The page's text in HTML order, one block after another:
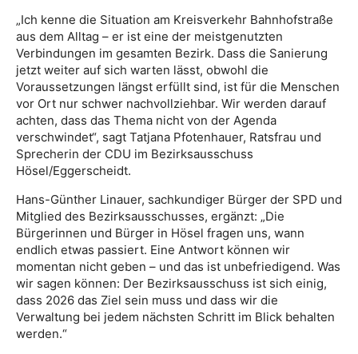
„Ich kenne die Situation am Kreisverkehr Bahnhofstraße
aus dem Alltag – er ist eine der meistgenutzten
Verbindungen im gesamten Bezirk. Dass die Sanierung
jetzt weiter auf sich warten lässt, obwohl die
Voraussetzungen längst erfüllt sind, ist für die Menschen
vor Ort nur schwer nachvollziehbar. Wir werden darauf
achten, dass das Thema nicht von der Agenda
verschwindet“, sagt Tatjana Pfotenhauer, Ratsfrau und
Sprecherin der CDU im Bezirksausschuss
Hösel/Eggerscheidt.
Hans-Günther Linauer, sachkundiger Bürger der SPD und
Mitglied des Bezirksausschusses, ergänzt: „Die
Bürgerinnen und Bürger in Hösel fragen uns, wann
endlich etwas passiert. Eine Antwort können wir
momentan nicht geben – und das ist unbefriedigend. Was
wir sagen können: Der Bezirksausschuss ist sich einig,
dass 2026 das Ziel sein muss und dass wir die
Verwaltung bei jedem nächsten Schritt im Blick behalten
werden.“